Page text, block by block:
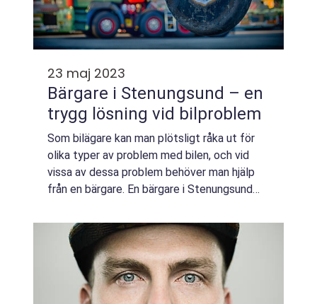
23 maj 2023
Bärgare i Stenungsund – en
trygg lösning vid bilproblem
Som bilägare kan man plötsligt råka ut för
olika typer av problem med bilen, och vid
vissa av dessa problem behöver man hjälp
från en bärgare. En bärgare i Stenungsund
befinner sig i området och behöver hjälp ...